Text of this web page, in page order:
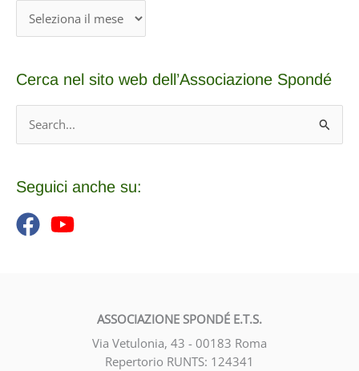
r
h
i
Cerca nel sito web dell’Associazione Spondé
c
:
Seguici anche su:
ASSOCIAZIONE SPONDÉ E.T.S.
Via Vetulonia, 43 - 00183 Roma
Repertorio RUNTS: 124341